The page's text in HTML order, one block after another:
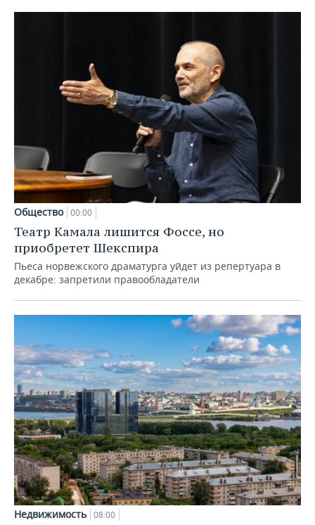
Общество 00:00
Театр Камала лишится Фоссе, но
приобретет Шекспира
Пьеса норвежского драматурга уйдет из репертуара в
декабре: запретили правообладатели
Недвижимость 08:00